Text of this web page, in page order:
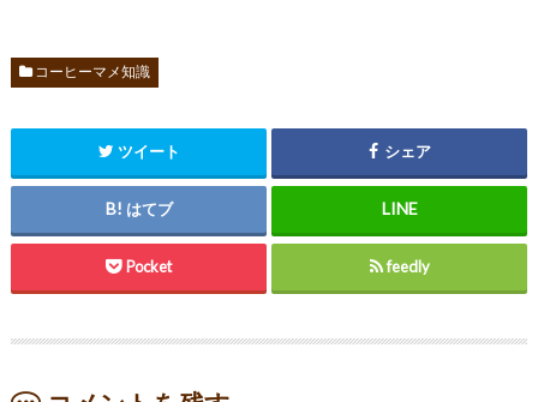
コーヒーマメ知識
ツイート シェア
はてブ
Pocket feedly